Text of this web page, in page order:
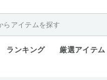
ランキング 厳選アイテム